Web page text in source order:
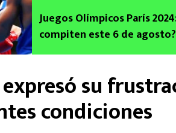
Juegos Olímpicos París
compiten este 6 de agosto?
expresó su
condiciones